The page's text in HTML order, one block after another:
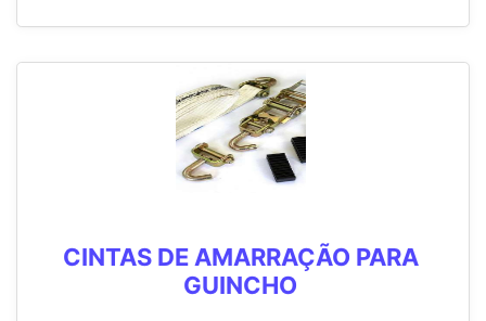
CINTAS DE AMARRAÇÃO PARA
GUINCHO